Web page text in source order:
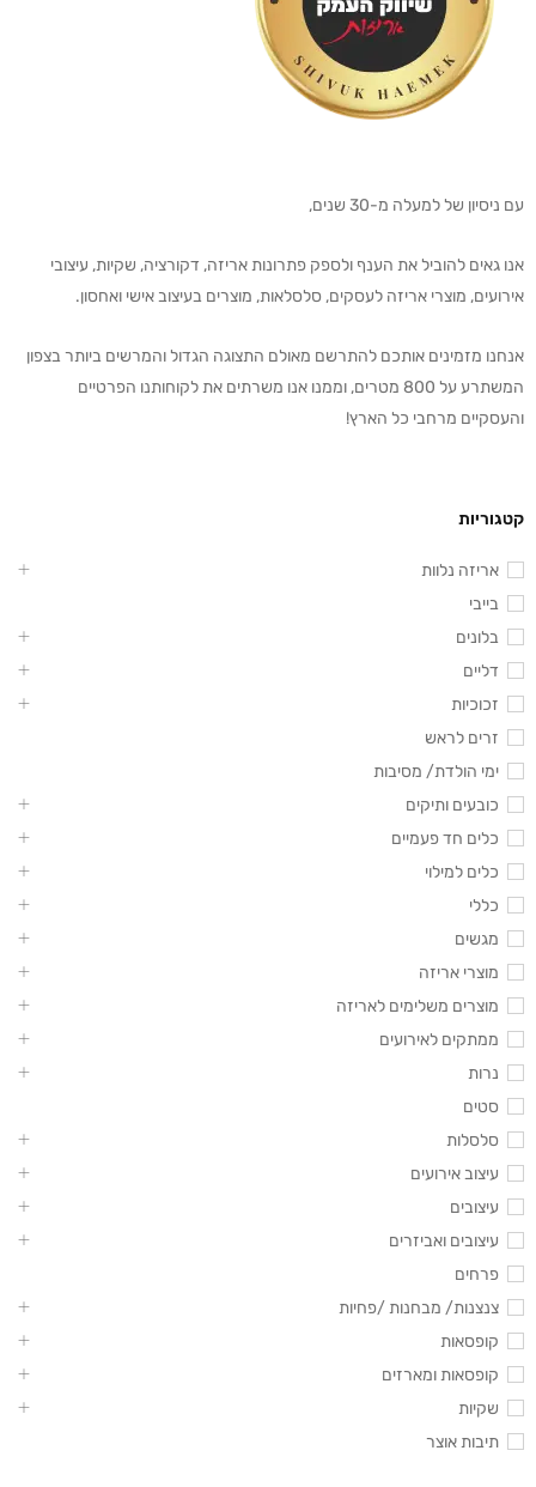
עם ניסיון של למעלה מ-30 שנים,
אנו גאים להוביל את הענף ולספק פתרונות אריזה, דקורציה, שקיות, עיצובי
אירועים, מוצרי אריזה לעסקים, סלסלאות, מוצרים בעיצוב אישי ואחסון.
אנחנו מזמינים אותכם להתרשם מאולם התצוגה הגדול והמרשים ביותר בצפון
המשתרע על 800 מטרים, וממנו אנו משרתים את לקוחותנו הפרטיים
והעסקיים מרחבי כל הארץ!
קטגוריות
אריזה נלוות
בייבי
בלונים
דליים
זכוכיות
זרים לראש
ימי הולדת/ מסיבות
כובעים ותיקים
כלים חד פעמיים
כלים למילוי
כללי
מגשים
מוצרי אריזה
מוצרים משלימים לאריזה
ממתקים לאירועים
נרות
סטים
סלסלות
עיצוב אירועים
עיצובים
עיצובים ואביזרים
פרחים
צנצנות/ מבחנות /פחיות
קופסאות
קופסאות ומארזים
שקיות
תיבות אוצר